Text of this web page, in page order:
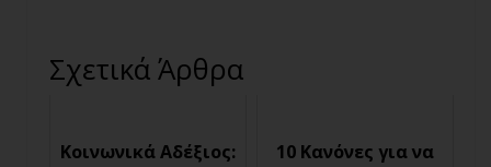
Σχετικά Άρθρα
Κοινωνικά Αδέξιος:
10 Κανόνες για να